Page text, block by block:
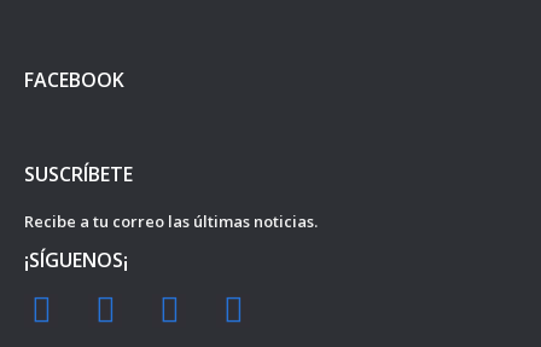
FACEBOOK
SUSCRÍBETE
Recibe a tu correo las últimas noticias.
¡SÍGUENOS¡
F
I
Y
T